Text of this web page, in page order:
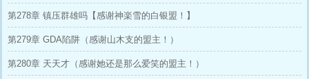
第278章 镇压群雄吗【感谢神楽雪的白银盟！】
第279章 GDA陷阱（感谢山木支的盟主！）
第280章 天天才（感谢她还是那么爱笑的盟主！）